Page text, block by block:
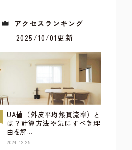
アクセスランキング
2025/10/01更新
UA値（外皮平均熱貫流率）と
は？計算方法や気にすべき理
由を解...
2024.12.25